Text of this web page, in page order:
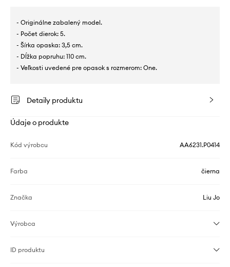
- Originálne zabalený model.
- Počet dierok: 5.
- Šírka opaska: 3,5 cm.
- Dĺžka popruhu: 110 cm.
- Veľkosti uvedené pre opasok s rozmerom: One.
Detaily produktu
Údaje o produkte
Kód výrobcu AA6231.P0414
Farba čierna
Značka Liu Jo
Výrobca
ID produktu